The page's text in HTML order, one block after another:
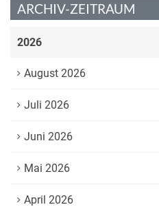
ARCHIV-ZEITRAUM
2026
August 2026
Juli 2026
Juni 2026
Mai 2026
April 2026